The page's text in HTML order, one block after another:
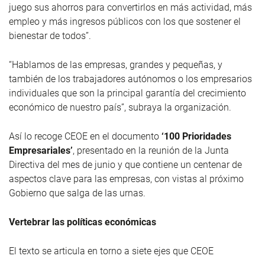
juego sus ahorros para convertirlos en más actividad, más
empleo y más ingresos públicos con los que sostener el
bienestar de todos”.
“Hablamos de las empresas, grandes y pequeñas, y
también de los trabajadores autónomos o los empresarios
individuales que son la principal garantía del crecimiento
económico de nuestro país”, subraya la organización.
Así lo recoge CEOE en el documento ‘100 Prioridades
Empresariales’, presentado en la reunión de la Junta
Directiva del mes de junio y que contiene un centenar de
aspectos clave para las empresas, con vistas al próximo
Gobierno que salga de las urnas.
Vertebrar las políticas económicas
El texto se articula en torno a siete ejes que CEOE